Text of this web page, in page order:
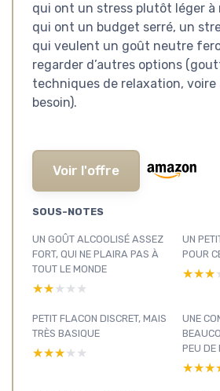
qui ont un stress plutôt léger à
qui ont un budget serré, un
qui veulent un goût neutre
regarder d’autres options
techniques de relaxation, voire
besoin).
Voir l'offre
SOUS-NOTES
UN GOÛT ALCOOLISÉ ASSEZ
FORT, QUI NE PLAIRA PAS À
TOUT LE MONDE
★★★★★
★★★★★
UN
POUR
PETIT FLACON DISCRET, MAIS
TRÈS BASIQUE
★★★★★
★★★★★
UNE
PEU DE